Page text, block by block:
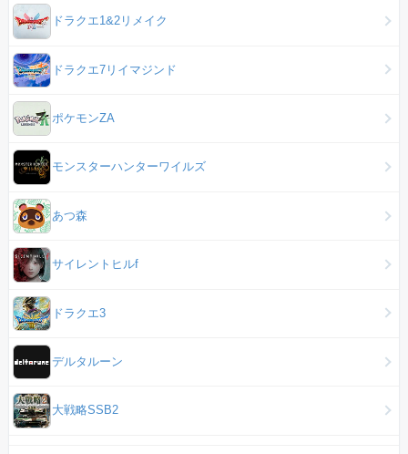
ドラクエ1&2リメイク
ドラクエ7リイマジンド
ポケモンZA
モンスターハンターワイルズ
あつ森
サイレントヒルf
ドラクエ3
デルタルーン
大戦略SSB2